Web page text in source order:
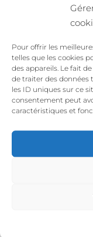
Pour offrir les
telles que les cookies
des appareils. Le fait
de traiter des données
les ID uniques sur ce
consentement peut
caractéristiques et
Nombre*
Correo